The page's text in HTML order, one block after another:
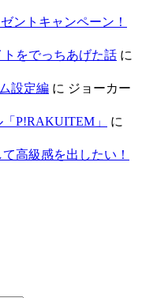
ントキャンペーン！
をでっちあげた話 に
設定編 に ジョーカー
P!RAKUITEM」
に
高級感を出したい！